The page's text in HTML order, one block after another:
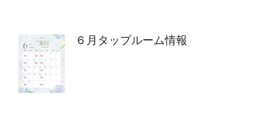
６月タップルーム情報